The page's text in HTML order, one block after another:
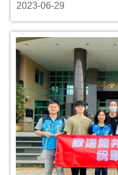
2023-06-29